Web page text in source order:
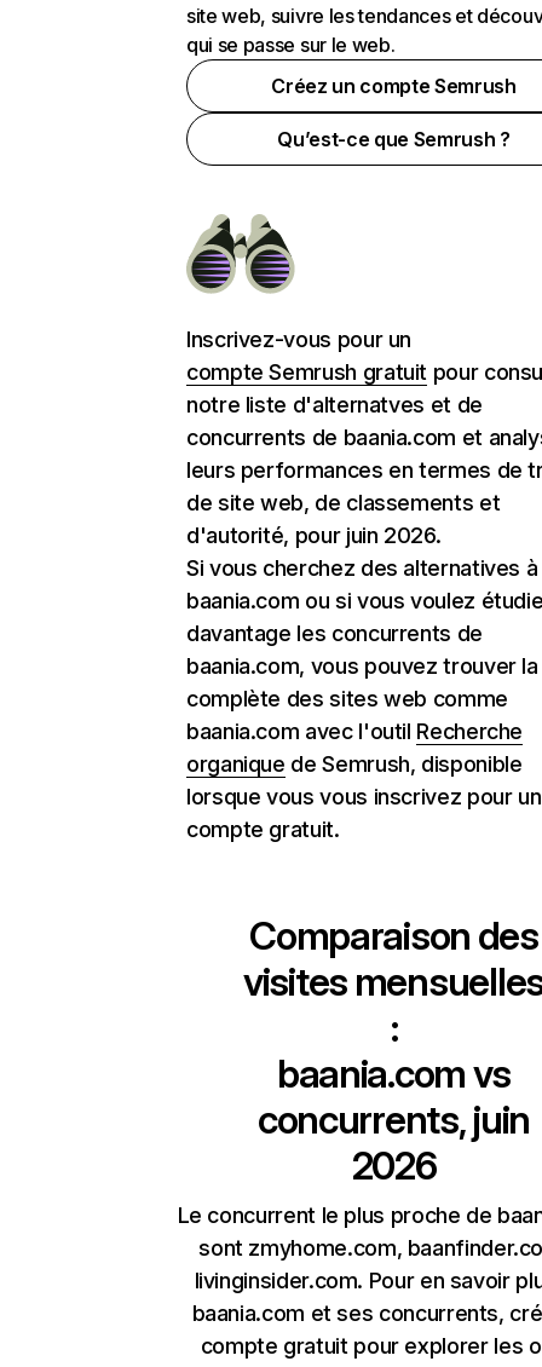
site web, suivre les tendances et
qui se passe sur le web.
Créez un compte Semrush
Qu’est-ce que Semrush ?
Inscrivez-vous pour un
compte Semrush gratuit pour
notre liste d'alternatves et de
concurrents de baania.com et
leurs performances en termes de
de site web, de classements et
d'autorité, pour juin 2026.
Si vous cherchez des alternatives à
baania.com ou si vous voulez
davantage les concurrents de
baania.com, vous pouvez trouver
complète des sites web comme
baania.com avec l'outil Recherche
organique de Semrush, disponible
lorsque vous vous inscrivez pour un
compte gratuit.
Comparaison des
visites
:
baania.comvs
concurrents, juin
2026
Le concurrent le plus proche de
sont zmyhome.com,
livinginsider.com. Pour en savoir
baania.com et ses concurrents,
compte gratuit pour explorer les